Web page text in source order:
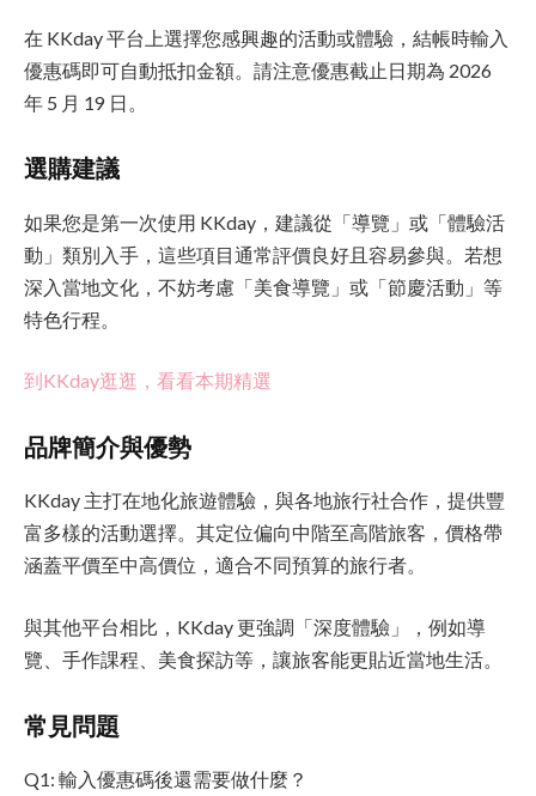
在 KKday 平台上選擇您感興趣的活動或體驗，結帳時輸入
優惠碼即可自動抵扣金額。請注意優惠截止日期為 2026
年 5 月 19 日。
選購建議
如果您是第一次使用 KKday，建議從「導覽」或「體驗活
動」類別入手，這些項目通常評價良好且容易參與。若想
深入當地文化，不妨考慮「美食導覽」或「節慶活動」等
特色行程。
到KKday逛逛，看看本期精選
品牌簡介與優勢
KKday 主打在地化旅遊體驗，與各地旅行社合作，提供豐
富多樣的活動選擇。其定位偏向中階至高階旅客，價格帶
涵蓋平價至中高價位，適合不同預算的旅行者。
與其他平台相比，KKday 更強調「深度體驗」，例如導
覽、手作課程、美食探訪等，讓旅客能更貼近當地生活。
常見問題
Q1: 輸入優惠碼後還需要做什麼？